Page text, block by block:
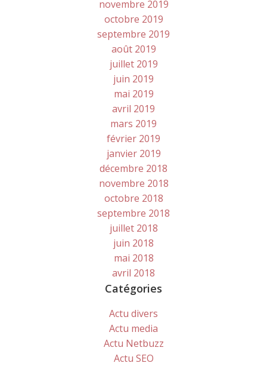
novembre 2019
octobre 2019
septembre 2019
août 2019
juillet 2019
juin 2019
mai 2019
avril 2019
mars 2019
février 2019
janvier 2019
décembre 2018
novembre 2018
octobre 2018
septembre 2018
juillet 2018
juin 2018
mai 2018
avril 2018
Catégories
Actu divers
Actu media
Actu Netbuzz
Actu SEO